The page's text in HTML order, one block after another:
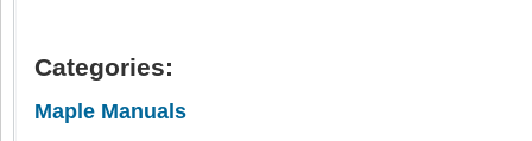
Categories:
Maple Manuals